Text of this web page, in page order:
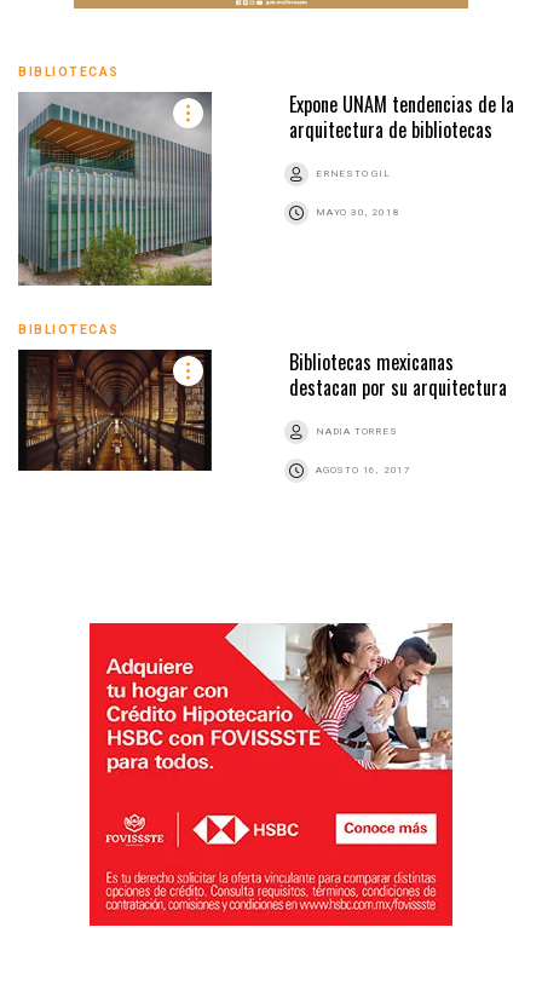
BIBLIOTECAS
Expone UNAM tendencias de la
arquitectura de bibliotecas
ERNESTO GIL
MAYO 30, 2018
BIBLIOTECAS
Bibliotecas mexicanas
destacan por su arquitectura
NADIA TORRES
AGOSTO 16, 2017